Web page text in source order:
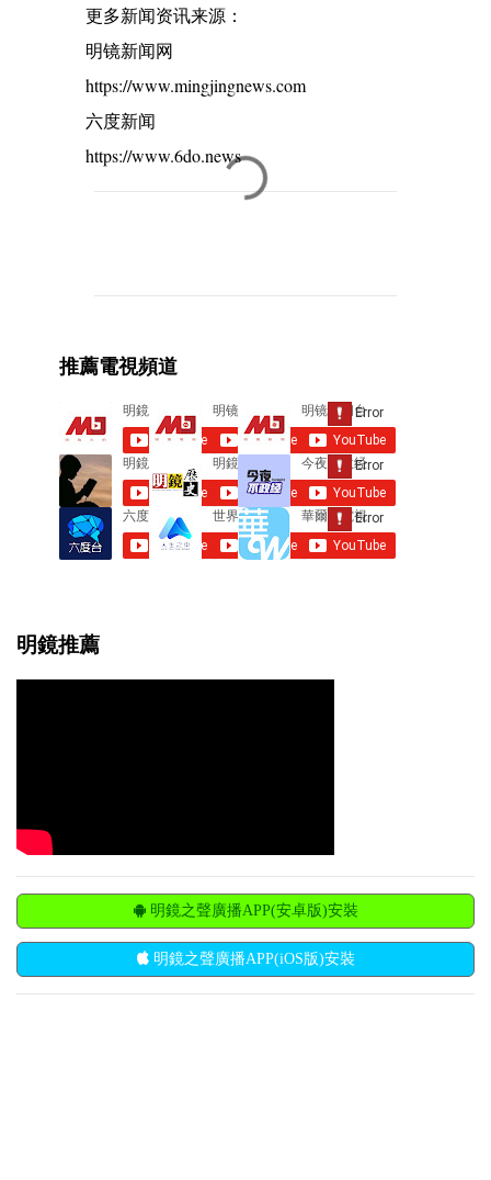
更多新闻资讯来源：
明镜新闻网
https://www.mingjingnews.com
六度新闻
https://www.6do.news
n
t
s
推薦電視頻道
明鏡推薦
明鏡之聲廣播APP(安卓版)安裝
明鏡之聲廣播APP(iOS版)安裝